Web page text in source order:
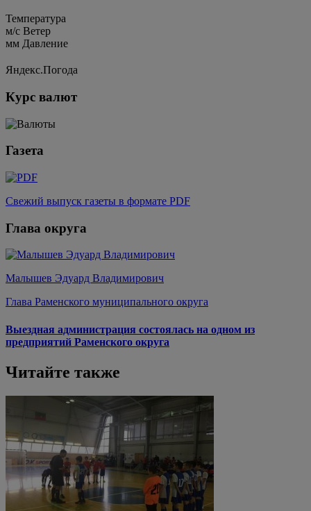
Температура
м/c Ветер
мм Давление
Яндекс.Погода
Курс валют
Газета
Свежий выпуск газеты в формате PDF
Глава округа
Малышев Эдуард Владимирович
Глава Раменского муниципального округа
Выездная администрация состоялась на одном из
предприятий Раменского округа
Читайте также